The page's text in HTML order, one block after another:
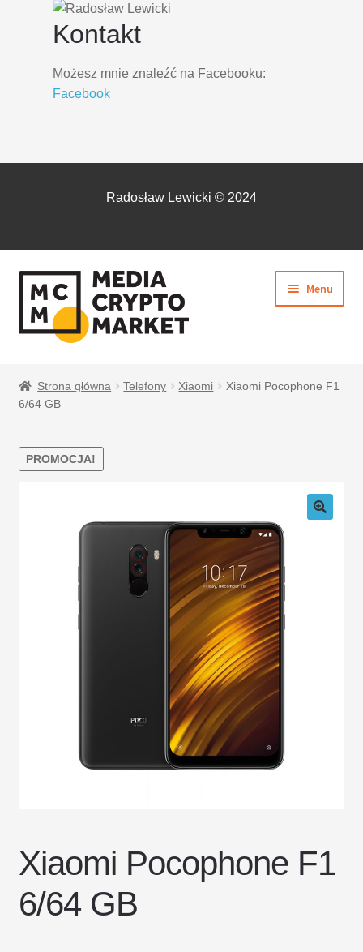
Kontakt
Możesz mnie znaleźć na Facebooku:
Facebook
Radosław Lewicki © 2024
PRZEJDŹ
DO
NAWIGACJI
PRZEJDŹ
DO
TREŚCI
Menu
menu
BEZPIECZNE PŁATNOŚCI
DOSTAWA I ZWROTY
POLITYKA PRYWATNOŚCI
REGULAMIN SKLEPU
Strona główna Telefony Xiaomi
Xiaomi Pocophone F1
6/64 GB
PROMOCJA!
Xiaomi Pocophone F1
6/64 GB